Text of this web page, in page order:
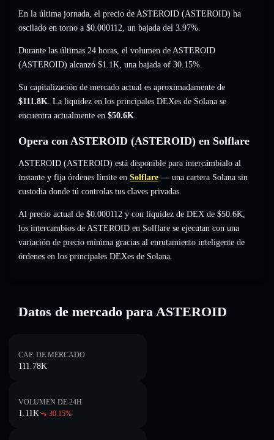
En la última jornada, el precio de ASTEROID (ASTEROID) ha
oscilado en torno a $0.000112, un bajada del 3.97%.
Durante las últimas 24 horas, el volumen de ASTEROID
(ASTEROID) alcanzó $1.1K, una bajada of 30.15%.
Su capitalización de mercado actual es aproximadamente de
$111.8K. La liquidez en los principales DEXes de Solana se
encuentra actualmente en $50.6K.
Opera con ASTEROID (ASTEROID) en Solflare
ASTEROID (ASTEROID) está disponible para intercámbialo al
instante y fija órdenes límite en Solflare — una cartera Solana sin
custodia donde tú controlas tus claves privadas.
Al precio actual de $0.000112 y con liquidez de DEX de $50.6K,
los intercambios de ASTEROID en Solflare se ejecutan con una
variación de precio mínima gracias al enrutamiento inteligente de
órdenes en los principales DEXes de Solana.
Datos de mercado para ASTEROID
CAP. DE MERCADO
111.78K
VOLUMEN DE 24H
1.11K 30.15%